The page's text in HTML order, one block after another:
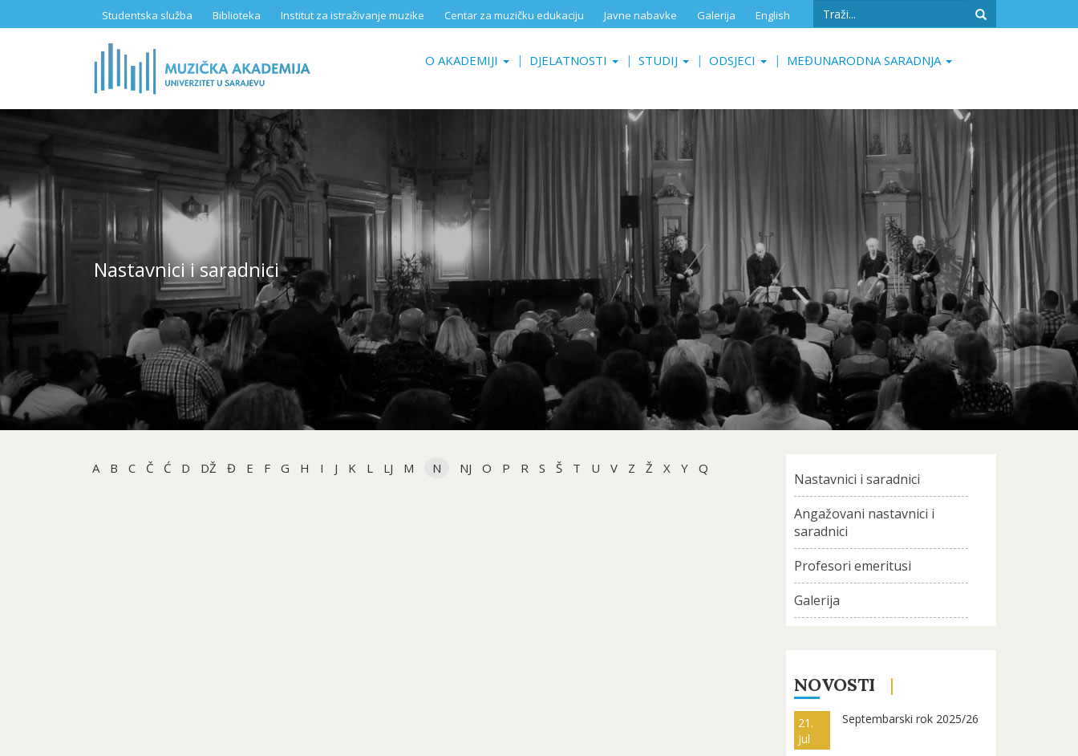
Studentska služba Biblioteka Institut za istraživanje muzike Centar za muzičku edukaciju Javne nabavke Galerija English
Search
O AKADEMIJI DJELATNOSTI STUDIJ ODSJECI MEĐUNARODNA SARADNJA
Nastavnici i saradnici
A B C Č Ć D DŽ Đ E F G H I J K L LJ M N NJ O P R S Š T U V Z Ž X Y Q
Nastavnici i saradnici
Angažovani nastavnici i
saradnici
Profesori emeritusi
Galerija
NOVOSTI
21.
Jul
Septembarski rok 2025/26